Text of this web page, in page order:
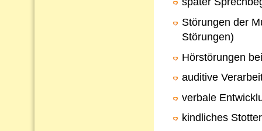
Störungen der
Störungen)
Hörstörungen
auditive
verbale
kindliches